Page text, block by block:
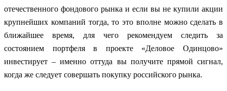
отечественного фондового рынка и если вы не купили акции
крупнейших компаний тогда, то это вполне можно сделать в
ближайшее время, для чего рекомендуем следить за
состоянием портфеля в проекте «Деловое Одинцово»
инвестирует – именно оттуда вы получите прямой сигнал,
когда же следует совершать покупку российского рынка.